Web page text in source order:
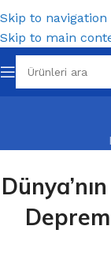
Skip to navigation
Skip to main